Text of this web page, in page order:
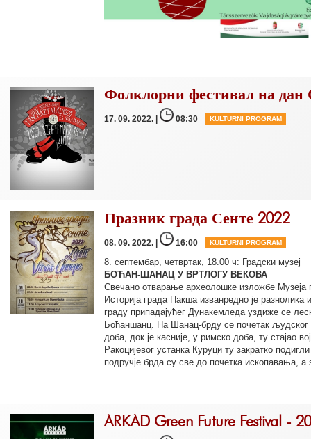
Фолклорни фестивал на дан
17. 09. 2022. | 08:30 KULTURNI PROGRAM
Празник града Сенте 2022
08. 09. 2022. | 16:00 KULTURNI PROGRAM
8. септембар, четвртак, 18.00 ч: Градски музеј
БОЋАН-ШАНАЦ У ВРТЛОГУ ВЕКОВА
Свечано отварање археолошке изложбе Музеја
Историја града Пакша изванредно је
граду припадајућег Дунакемледа уздиже се
Боћаншанц. На Шанац-брду се почетак
доба, док је касније, у римско доба, ту стајао
Ракоцијевог устанка Куруци ту закратко
подручје брда су све до почетка ископавања,
ÁRKÁD Green Future Festival -